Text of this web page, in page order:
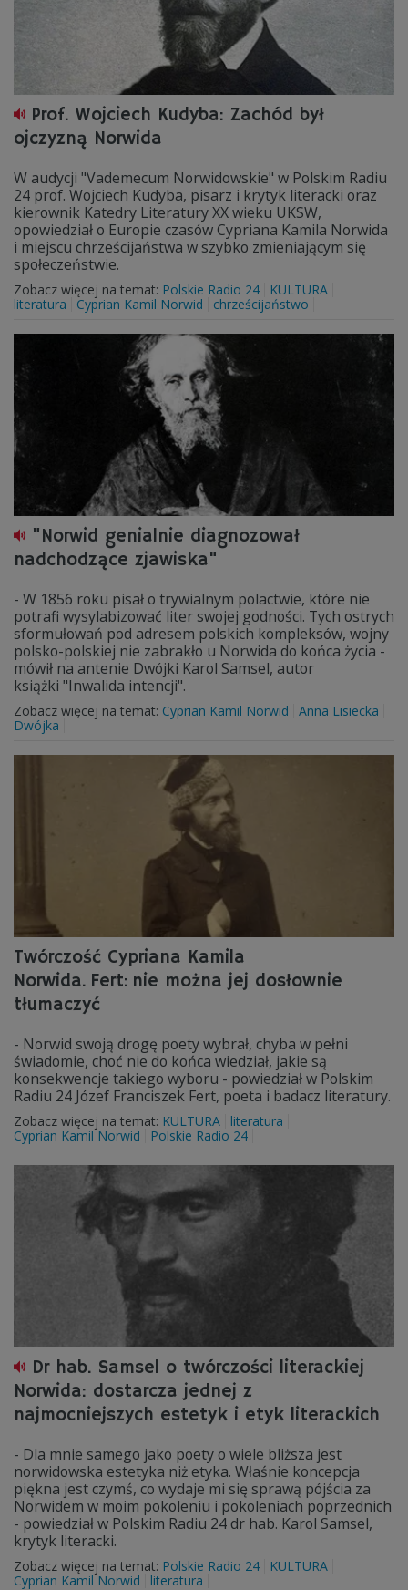
Prof. Wojciech Kudyba: Zachód był
ojczyzną Norwida
W audycji "Vademecum Norwidowskie" w Polskim Radiu
24 prof. Wojciech Kudyba, pisarz i krytyk literacki oraz
kierownik Katedry Literatury XX wieku UKSW,
opowiedział o Europie czasów Cypriana Kamila Norwida
i miejscu chrześcijaństwa w szybko zmieniającym się
społeczeństwie.
Zobacz więcej na temat: Polskie Radio 24
KULTURA
literatura
Cyprian Kamil Norwid chrześcijaństwo
"Norwid genialnie diagnozował
nadchodzące zjawiska"
- W 1856 roku pisał o trywialnym polactwie, które nie
potrafi wysylabizować liter swojej godności. Tych ostrych
sformułowań pod adresem polskich kompleksów, wojny
polsko-polskiej nie zabrakło u Norwida do końca życia -
mówił na antenie Dwójki Karol Samsel, autor
książki "Inwalida intencji".
Zobacz więcej na temat: Cyprian Kamil Norwid
Anna Lisiecka
Dwójka
Twórczość Cypriana Kamila
Norwida. Fert: nie można jej dosłownie
tłumaczyć
- Norwid swoją drogę poety wybrał, chyba w pełni
świadomie, choć nie do końca wiedział, jakie są
konsekwencje takiego wyboru - powiedział w Polskim
Radiu 24 Józef Franciszek Fert, poeta i badacz literatury.
Zobacz więcej na temat: KULTURA
literatura
Cyprian Kamil Norwid
Polskie Radio 24
Dr hab. Samsel o twórczości literackiej
Norwida: dostarcza jednej z
najmocniejszych estetyk i etyk literackich
- Dla mnie samego jako poety o wiele bliższa jest
norwidowska estetyka niż etyka. Właśnie koncepcja
piękna jest czymś, co wydaje mi się sprawą pójścia za
Norwidem w moim pokoleniu i pokoleniach poprzednich
- powiedział w Polskim Radiu 24 dr hab. Karol Samsel,
krytyk literacki.
Zobacz więcej na temat: Polskie Radio 24
KULTURA
Cyprian Kamil Norwid
literatura